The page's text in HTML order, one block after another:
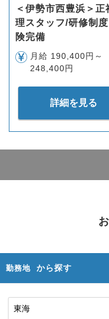
＜伊勢市西豊浜＞
理スタッフ/研修制
険完備
月給 190,400円～
248,400円
詳細を見る
勤務地 から探す